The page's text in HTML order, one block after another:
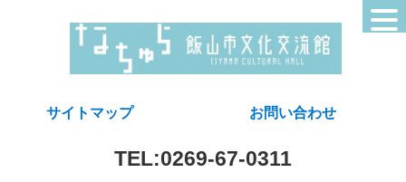
サイトマップ お問い合わせ
TEL:0269-67-0311